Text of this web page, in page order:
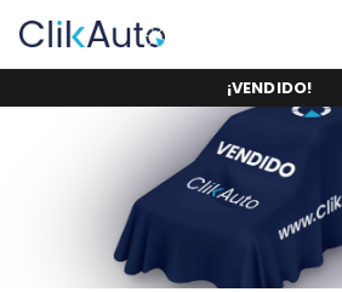
¡VENDIDO!